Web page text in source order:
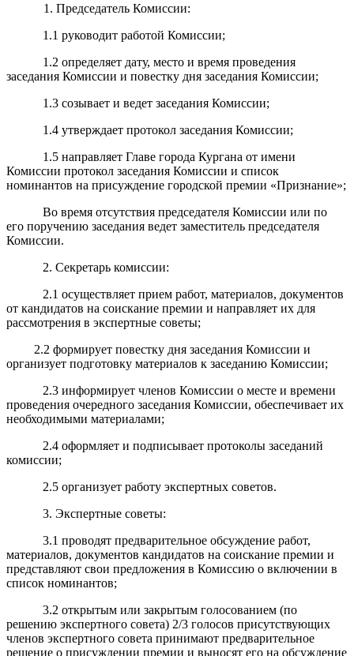
1. Председатель Комиссии:
1.1 руководит работой Комиссии;
1.2 определяет дату, место и время проведения
заседания Комиссии и повестку дня заседания Комиссии;
1.3 созывает и ведет заседания Комиссии;
1.4 утверждает протокол заседания Комиссии;
1.5 направляет Главе города Кургана от имени
Комиссии протокол заседания Комиссии и список
номинантов на присуждение городской премии «Признание»;
Во время отсутствия председателя Комиссии или по
его поручению заседания ведет заместитель председателя
Комиссии.
2. Секретарь комиссии:
2.1 осуществляет прием работ, материалов, документов
от кандидатов на соискание премии и направляет их для
рассмотрения в экспертные советы;
2.2 формирует повестку дня заседания Комиссии и
организует подготовку материалов к заседанию Комиссии;
2.3 информирует членов Комиссии о месте и времени
проведения очередного заседания Комиссии, обеспечивает их
необходимыми материалами;
2.4 оформляет и подписывает протоколы заседаний
комиссии;
2.5 организует работу экспертных советов.
3. Экспертные советы:
3.1 проводят предварительное обсуждение работ,
материалов, документов кандидатов на соискание премии и
представляют свои предложения в Комиссию о включении в
список номинантов;
3.2 открытым или закрытым голосованием (по
решению экспертного совета) 2/3 голосов присутствующих
членов экспертного совета принимают предварительное
решение о присуждении премии и выносят его на обсуждение